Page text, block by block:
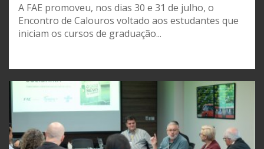
A FAE promoveu, nos dias 30 e 31 de julho, o
Encontro de Calouros voltado aos estudantes que
iniciam os cursos de graduação...